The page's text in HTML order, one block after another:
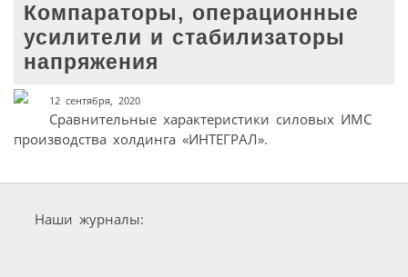
Компараторы, операционные
усилители и стабилизаторы
напряжения
12 сентября, 2020
Сравнительные характеристики силовых ИМС
производства холдинга «ИНТЕГРАЛ».
Наши журналы: